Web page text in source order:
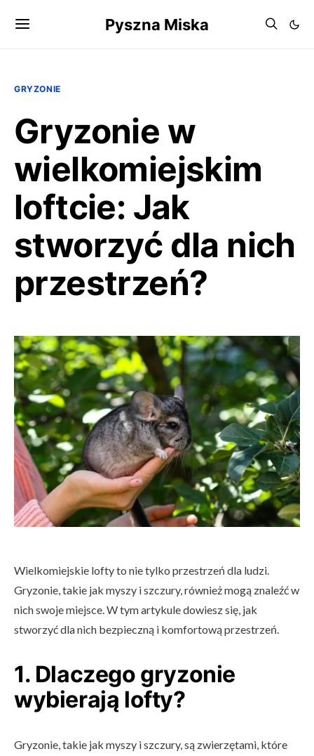
Pyszna Miska
GRYZONIE
Gryzonie w
wielkomiejskim
loftcie: Jak
stworzyć dla nich
przestrzeń?
Wielkomiejskie lofty to nie tylko przestrzeń dla ludzi.
Gryzonie, takie jak myszy i szczury, również mogą znaleźć w
nich swoje miejsce. W tym artykule dowiesz się, jak
stworzyć dla nich bezpieczną i komfortową przestrzeń.
1. Dlaczego gryzonie
wybierają lofty?
Gryzonie, takie jak myszy i szczury, są zwierzętami, które